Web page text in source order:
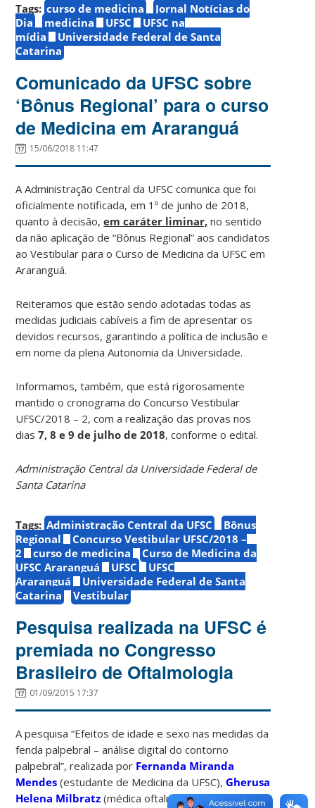
Tags: curso de medicina
Jornal Notícias do
Dia
medicina UFSC
UFSC na
mídia
Universidade Federal de Santa
Catarina
Comunicado da UFSC sobre
‘Bônus Regional’ para o curso
de Medicina em Araranguá
15/06/2018 11:47
A Administração Central da UFSC comunica que foi
oficialmente notificada, em 1º de junho de 2018,
quanto à decisão,em caráter liminar, no sentido
da não aplicação de “Bônus Regional” aos candidatos
ao Vestibular para o Curso de Medicina da UFSC em
Araranguá.
Reiteramos que estão sendo adotadas todas as
medidas judiciais cabíveis a fim de apresentar os
devidos recursos, garantindo a política de inclusão e
em nome da plena Autonomia da Universidade.
Informamos, também, que está rigorosamente
mantido o cronograma do Concurso Vestibular
UFSC/2018 – 2, com a realização das provas nos
dias7, 8 e 9 de julho de 2018, conforme o edital.
Administração Central da Universidade Federal de
Santa Catarina
Tags: Administração Central da UFSC
Bônus
Regional
Concurso Vestibular UFSC/2018 –
2
curso de medicina
Curso de Medicina da
UFSC Araranguá
UFSC
UFSC
Araranguá
Universidade Federal de Santa
Catarina
Vestibular
Pesquisa realizada na UFSC é
premiada no Congresso
Brasileiro de Oftalmologia
01/09/2015 17:37
A pesquisa “Efeitos de idade e sexo nas medidas da
fenda palpebral – análise digital do contorno
palpebral”, realizada por Fernanda Miranda
Mendes (estudante de Medicina da UFSC),Gherusa
Helena Milbratz (médica oftalmologista do HU-